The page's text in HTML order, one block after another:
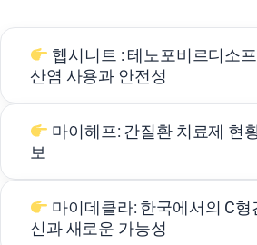
헵시니트 : 테노포비르디소
산염 사용과 안전성
마이헤프: 간질환 치료제 현
보
마이데클라: 한국에서의 C형
신과 새로운 가능성